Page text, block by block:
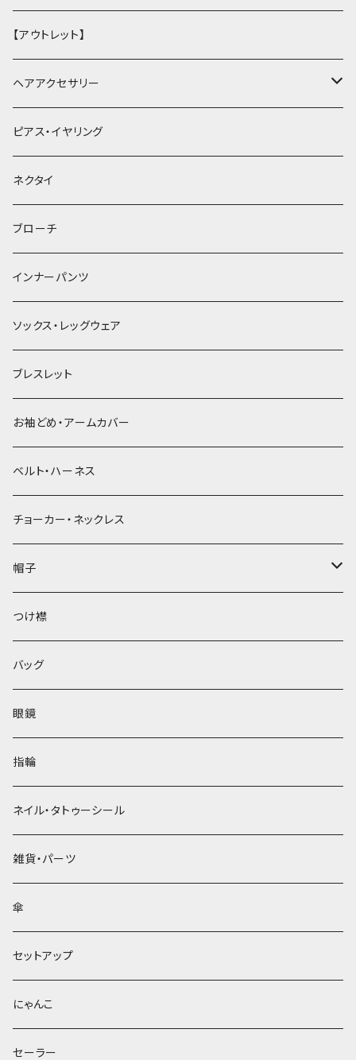
【アウトレット】
ヘアアクセサリー
ヘアクリップ
ヘッドドレス・カチューシャ
ヘアゴム
簪
ピアス・イヤリング
ネクタイ
ブローチ
インナーパンツ
ソックス・レッグウェア
ブレスレット
お袖どめ・アームカバー
ベルト・ハーネス
チョーカー・ネックレス
帽子
ベレー帽
つけ襟
バッグ
眼鏡
指輪
ネイル・タトゥーシール
雑貨・パーツ
傘
セットアップ
にゃんこ
セーラー